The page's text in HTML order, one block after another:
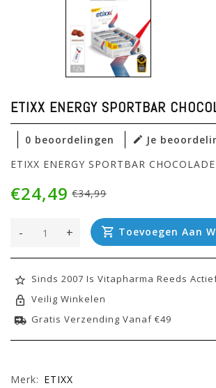
ETIXX ENERGY SPORTBAR
0 beoordelingen
Je
ETIXX ENERGY SPORTBAR
€34,99
€24,49
+
- Toevoegen Aan
Sinds 2007 Is Vitapharma Reeds
Veilig Winkelen
Gratis Verzending Vanaf €49
Merk: ETIXX